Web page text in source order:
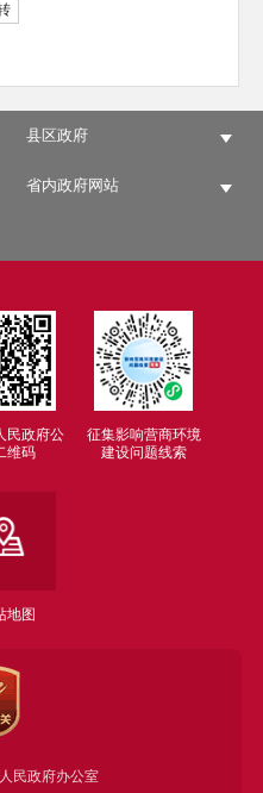
县区政府
省内政府网站
民政府公
维码
征集影响营商环境
建设问题线索
地图
民政府办公室